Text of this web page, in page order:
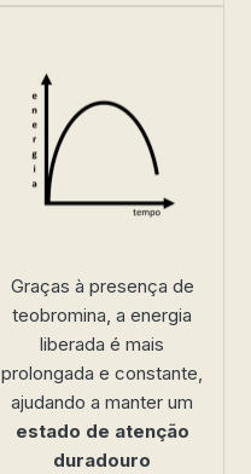
Graças à presença de
teobromina, a energia
liberada é mais
prolongada e constante,
ajudando a manter um
estado de atenção
duradouro